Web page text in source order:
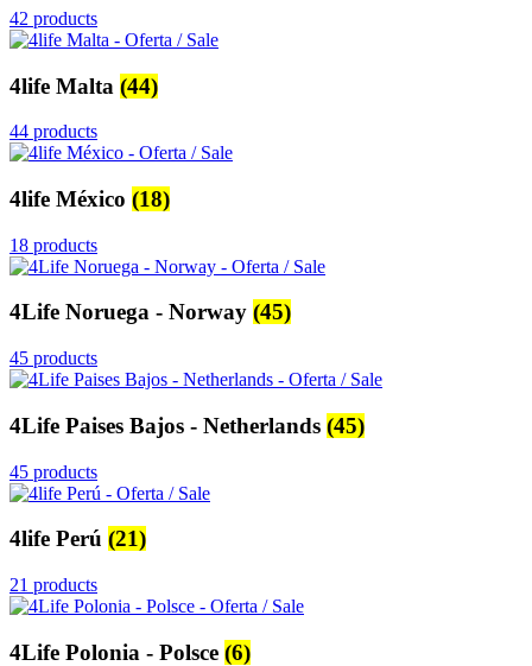
42 products
4life Malta (44)
44 products
4life México (18)
18 products
4Life Noruega - Norway (45)
45 products
4Life Paises Bajos - Netherlands (45)
45 products
4life Perú (21)
21 products
4Life Polonia - Polsce (6)